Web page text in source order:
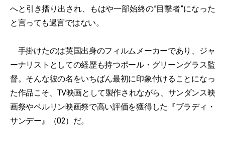
へと引き摺り出され、もはや一部始終の”目撃者”になった
と言っても過言ではない。
手掛けたのは英国出身のフィルムメーカーであり、ジャ
ーナリストとしての経歴も持つポール・グリーングラス監
督。そんな彼の名をいちばん最初に印象付けることになっ
た作品こそ、TV映画として製作されながら、サンダンス映
画祭やベルリン映画祭で高い評価を獲得した『ブラディ・
サンデー』（02）だ。